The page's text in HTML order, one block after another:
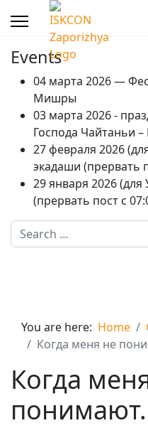
Events
04 марта 2026 —
Мишры
03 марта 2026 -
Господа Чайтаньи
27 февраля 2026
экадаши (прервать
29 января 2026
(прервать пост с
Search
You are here: Home
Когда меня не
Когда